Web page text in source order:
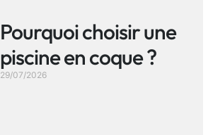
Pourquoi choisir une
piscine en coque ?
29/07/2026